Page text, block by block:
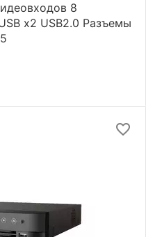
8
х2 USB2.0 Разъемы